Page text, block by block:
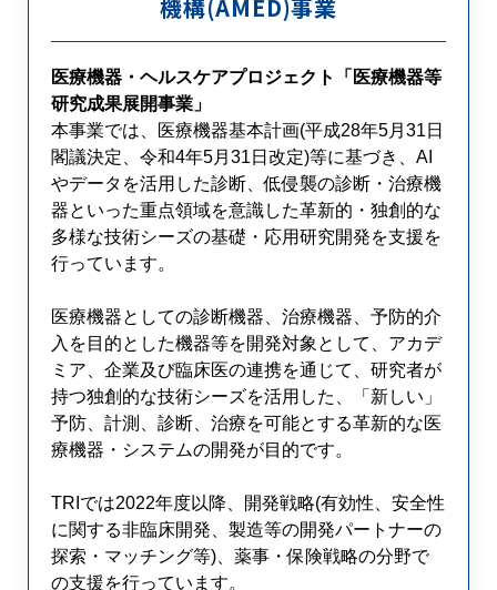
機構(AMED)事業
医療機器・ヘルスケアプロジェクト「医療機器等
研究成果展開事業」
本事業では、医療機器基本計画(平成28年5月31日
閣議決定、令和4年5月31日改定)等に基づき、AI
やデータを活用した診断、低侵襲の診断・治療機
器といった重点領域を意識した革新的・独創的な
多様な技術シーズの基礎・応用研究開発を支援を
行っています。
医療機器としての診断機器、治療機器、予防的介
入を目的とした機器等を開発対象として、アカデ
ミア、企業及び臨床医の連携を通じて、研究者が
持つ独創的な技術シーズを活用した、「新しい」
予防、計測、診断、治療を可能とする革新的な医
療機器・システムの開発が目的です。
TRIでは2022年度以降、開発戦略(有効性、安全性
に関する非臨床開発、製造等の開発パートナーの
探索・マッチング等)、薬事・保険戦略の分野で
の支援を行っています。